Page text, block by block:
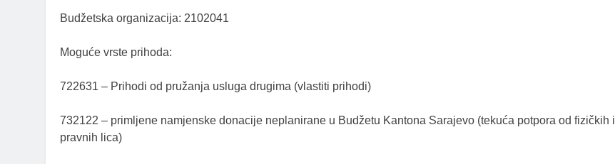
Budžetska organizacija: 2102041
Moguće vrste prihoda:
722631 – Prihodi od pružanja usluga drugima (vlastiti prihodi)
732122 – primljene namjenske donacije neplanirane u Budžetu Kantona Sarajevo (tekuća potpora od fizičkih i
pravnih lica)